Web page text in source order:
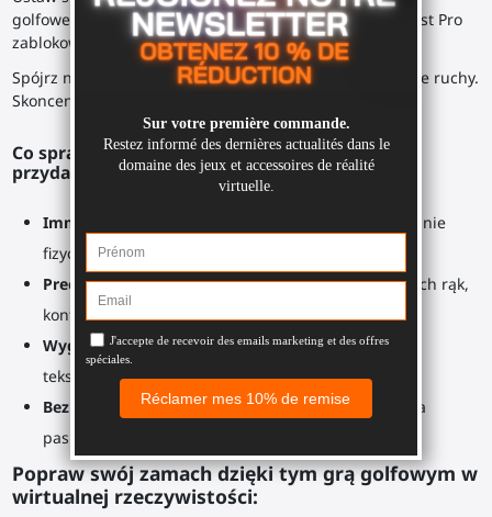
golfowego, Twój kontroler Meta Quest 3, Quest 3S, Quest Pro
zablokowany na jego końcu.
Spójrz na swój cel. Dostosuj swoje ciało. Przetestuj swoje ruchy.
Skoncentruj się na swoim zamachu lub uderzeniu.
Co sprawia, że kij golfowy SWINGiT VR jest tak
przydatny?
Immersja
: To jest jak prawdziwy kij golfowy. Trzymanie
fizycznego przedmiotu poprawi Twoje odczucia.
Precyzja: Idealna pozycja na uchwycie, brak drżących rąk,
kontrolery wyrównane.
Wygodny i wytrzymały: Uchwyt kija golfowego ma
teksturę zapobiegającą poślizgowi.
Bezpieczny kontroler: Solidne mocowanie i blokada
paska na nadgarstek dla gniazda kontrolera.
Popraw swój zamach dzięki tym grą golfowym w
wirtualnej rzeczywistości: